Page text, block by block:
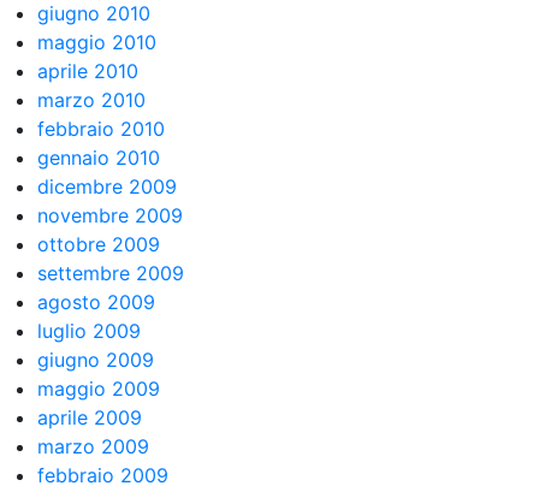
giugno 2010
maggio 2010
aprile 2010
marzo 2010
febbraio 2010
gennaio 2010
dicembre 2009
novembre 2009
ottobre 2009
settembre 2009
agosto 2009
luglio 2009
giugno 2009
maggio 2009
aprile 2009
marzo 2009
febbraio 2009